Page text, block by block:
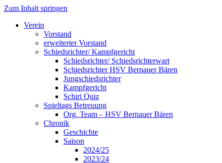
Zum Inhalt springen
Verein
Vorstand
erweiterter Vorstand
Schiedsrichter/ Kampfgericht
Schiedsrichter/ Schiedsrichterwart
Schiedsrichter HSV Bernauer Bären
Jungschiedsrichter
Kampfgericht
Schiri Quiz
Spieltags Betreuung
Org. Team – HSV Bernauer Bären
Chronik
Geschichte
Saison
2024/25
2023/24